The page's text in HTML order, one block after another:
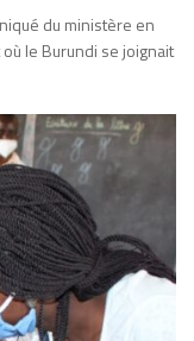
du ministère en
le Burundi se joignait